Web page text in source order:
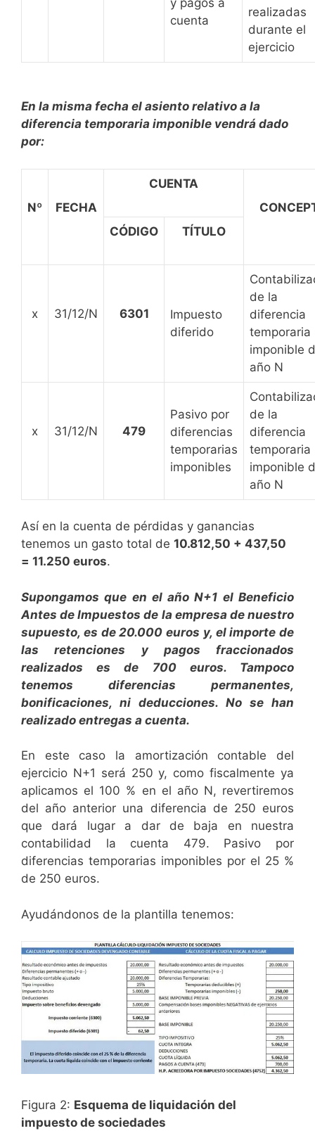
cuenta
realizadas
durante el
ejercicio
En la misma fecha el asiento relativo a la
diferencia temporaria imponible vendrá dado
por:
Nº FECHA
CUENTA
CÓDIGO
TÍTULO
x 31/12/N 6301
Impuesto
diferido
de la
diferencia
temporaria
imponible
año N
x 31/12/N 479
Pasivo por
diferencias
temporarias
imponibles
de la
diferencia
temporaria
imponible
año N
Así en la cuenta de pérdidas y ganancias
tenemos un gasto total de 10.812,50 + 437,50
= 11.250 euros.
Supongamos que en el año N+1 el Beneficio
Antes de Impuestos de la empresa de nuestro
supuesto, es de 20.000 euros y, el importe de
las retenciones y pagos fraccionados
realizados es de 700 euros. Tampoco
tenemos diferencias permanentes,
bonificaciones, ni deducciones. No se han
realizado entregas a cuenta.
En este caso la amortización contable del
ejercicio N+1 será 250 y, como fiscalmente ya
aplicamos el 100 % en el año N, revertiremos
del año anterior una diferencia de 250 euros
que dará lugar a dar de baja en nuestra
contabilidad la cuenta 479. Pasivo por
diferencias temporarias imponibles por el 25 %
de 250 euros.
Ayudándonos de la plantilla tenemos:
Figura 2: Esquema de liquidación del
impuesto de sociedades